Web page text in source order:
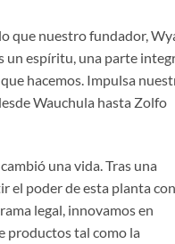
que nuestro fundador,
un espíritu, una parte
hacemos. Impulsa
Wauchula hasta Zolfo
una vida. Tras una
el poder de esta planta
legal, innovamos en
productos tal como la